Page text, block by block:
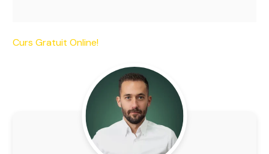
Curs Gratuit Online!